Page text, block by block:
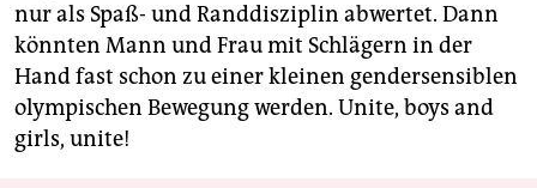
nur als Spaß- und Randdisziplin abwertet. Dann
könnten Mann und Frau mit Schlägern in der
Hand fast schon zu einer kleinen gendersensiblen
olympischen Bewegung werden. Unite, boys and
girls, unite!